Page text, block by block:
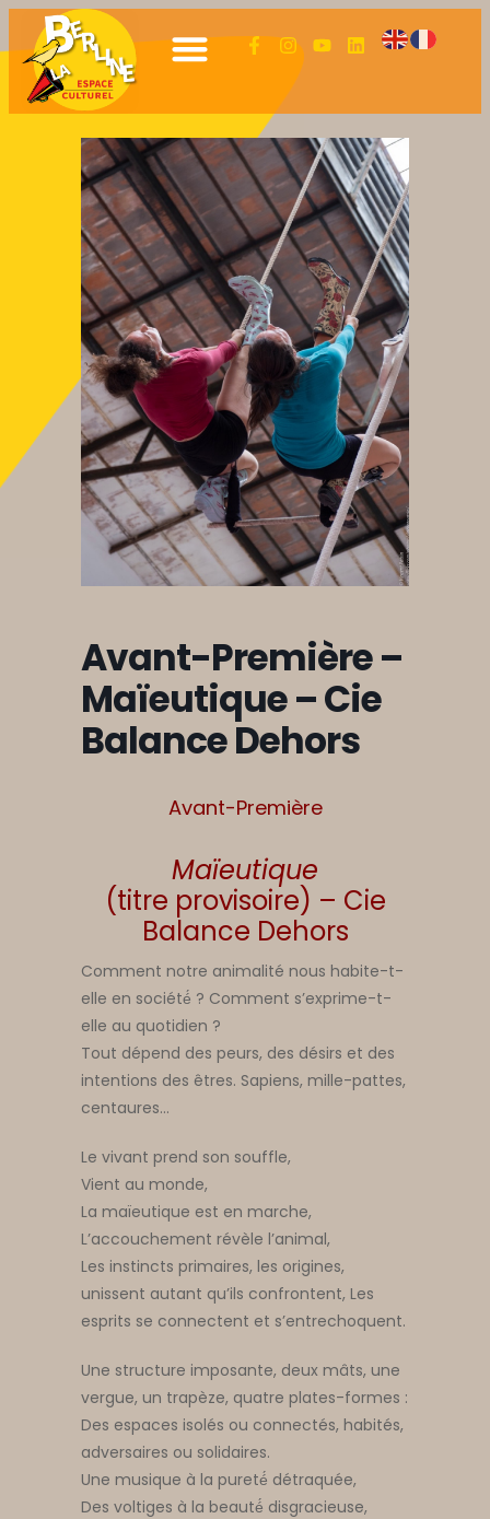
Avant-Première –
Maïeutique – Cie
Balance Dehors
Avant-Première
Maïeutique
(titre provisoire) – Cie
Balance Dehors
Comment notre animalité nous habite-t-
elle en société́ ? Comment s’exprime-t-
elle au quotidien ?
Tout dépend des peurs, des désirs et des
intentions des êtres. Sapiens, mille-pattes,
centaures…
Le vivant prend son souffle,
Vient au monde,
La maïeutique est en marche,
L’accouchement révèle l’animal,
Les instincts primaires, les origines,
unissent autant qu’ils confrontent, Les
esprits se connectent et s’entrechoquent.
Une structure imposante, deux mâts, une
vergue, un trapèze, quatre plates-formes :
Des espaces isolés ou connectés, habités,
adversaires ou solidaires.
Une musique à la pureté́ détraquée,
Des voltiges à la beauté́ disgracieuse,